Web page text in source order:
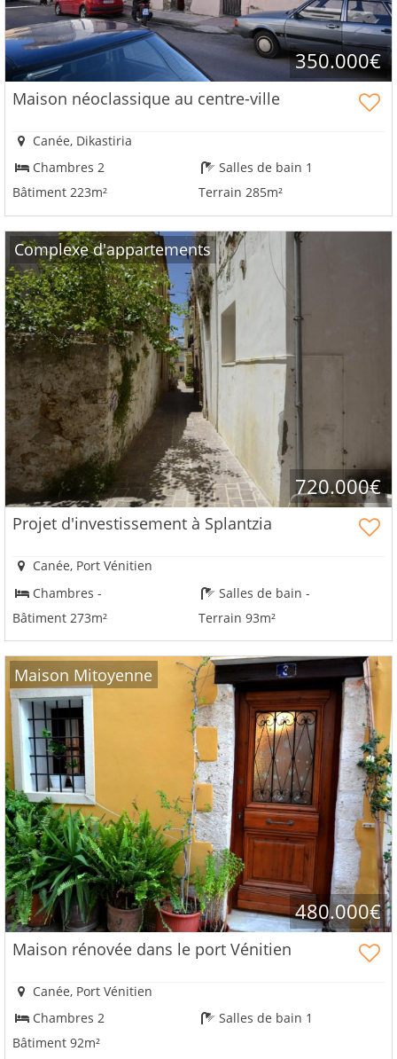
350.000€
Maison néoclassique au centre-ville
Canée, Dikastiria
Chambres 2
Salles de bain 1
Bâtiment 223m²
Terrain 285m²
Complexe d'appartements
720.000€
Projet d'investissement à Splantzia
Canée, Port Vénitien
Chambres -
Salles de bain -
Bâtiment 273m²
Terrain 93m²
Maison Mitoyenne
480.000€
Maison rénovée dans le port Vénitien
Canée, Port Vénitien
Chambres 2
Salles de bain 1
Bâtiment 92m²